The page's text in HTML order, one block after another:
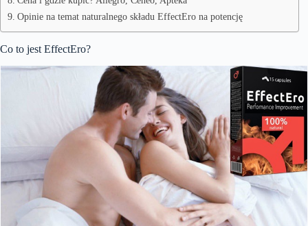
Opinie na temat naturalnego składu EffectEro na potencję
Co to jest EffectEro?